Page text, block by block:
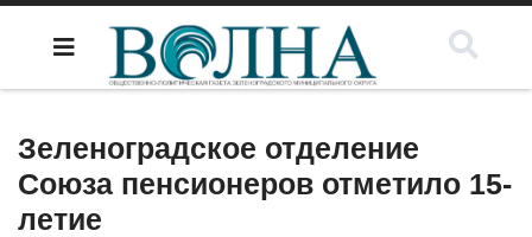
Зеленоградское отделение
Союза пенсионеров отметило 15-
летие